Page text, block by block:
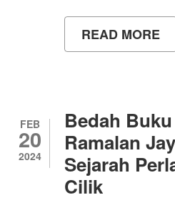
READ MORE
FEB
20
2024
Bedah
Ramalan
Sejarah
Cilik